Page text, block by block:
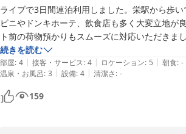
顔で気配りある対応を心がけ、皆様のご滞在
おります。
また、充電ケーブルの件につきましての貴重な
ざいます。
現在はフロントにて充電ケーブルの貸し出しを
室内用スリッパの交換でございますが、当ホテ
ら連泊中のスリッパの交換は行っておりませ
ライブで3日間連泊利用しました。栄駅から歩
ビニやドンキホーテ、飲食店も多く大変立地が
ト前の荷物預かりもスムーズに対応いただきま
ドリンクや朝にスムージーがあるのも大変有難
く美味しかったです！部屋もコンパクトながら
ンテリアもオシャレで明るく快適でした。個人
くこの季節にはありがたかったです。スタッフ
なく理想の滞在になりました。オススメです！
続きを読む
部屋: 4 | 接客・サービス: 4 | ロケーション: 5 | 朝食: -
温泉・お風呂: 3 | 設備: 4 | 清潔さ: -
159